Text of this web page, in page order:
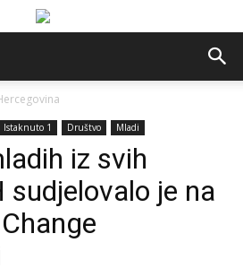
Istaknuto 1 Društvo Mladi
iz svih
sudjelovalo je na